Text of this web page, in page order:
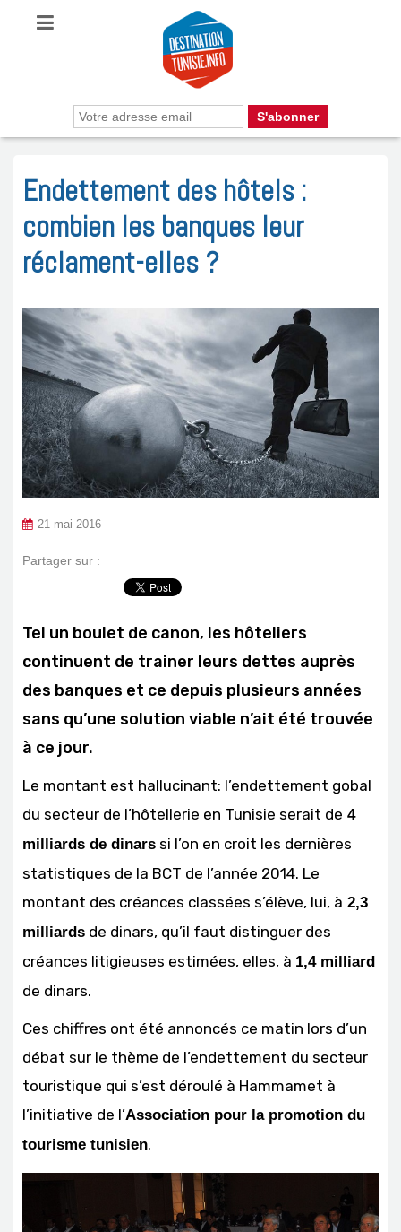
Endettement des hôtels :
combien les banques leur
réclament-elles ?
21 mai 2016
Partager sur :
Tel un boulet de canon, les hôteliers
continuent de trainer leurs dettes auprès
des banques et ce depuis plusieurs années
sans qu’une solution viable n’ait été trouvée
à ce jour.
Le montant est hallucinant: l’endettement gobal
du secteur de l’hôtellerie en Tunisie serait de 4
milliards de dinars si l’on en croit les dernières
statistiques de la BCT de l’année 2014. Le
montant des créances classées s’élève, lui, à 2,3
milliards de dinars, qu’il faut distinguer des
créances litigieuses estimées, elles, à 1,4 milliard
de dinars.
Ces chiffres ont été annoncés ce matin lors d’un
débat sur le thème de l’endettement du secteur
touristique qui s’est déroulé à Hammamet à
l’initiative de l’Association pour la promotion du
tourisme tunisien.